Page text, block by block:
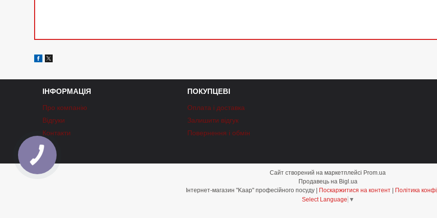
ІНФОРМАЦІЯ
Про компанію
Відгуки
Контакти
ПОКУПЦЕВІ
Оплата і доставка
Залишити відгук
Повернення і обмін
Сайт створений на маркетплейсі Prom.ua
Продавець на Bigl.ua
Поскаржитися на контент
Політика
Select Language ▼